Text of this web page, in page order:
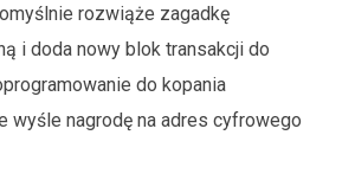
rozwiąże zagadkę
i doda nowy blok transakcji do
do kopania
wyśle nagrodę na adres cyfrowego